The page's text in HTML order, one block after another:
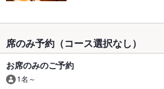
席のみ予約（コース選択なし）
お席のみのご予約
1名～